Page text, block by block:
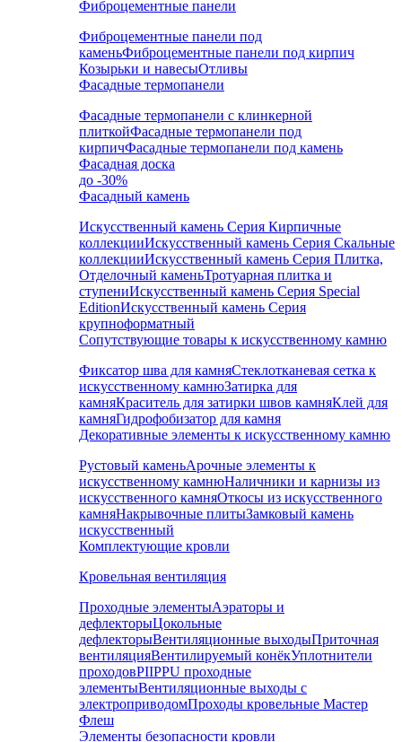
Фиброцементные панели
Фиброцементные панели под
каменьФиброцементные панели под кирпич
Козырьки и навесыОтливы
Фасадные термопанели
Фасадные термопанели с клинкерной
плиткойФасадные термопанели под
кирпичФасадные термопанели под камень
Фасадная доска
до -30%
Фасадный камень
Искусственный камень Серия Кирпичные
коллекцииИскусственный камень Серия Скальные
коллекцииИскусственный камень Серия Плитка,
Отделочный каменьТротуарная плитка и
ступениИскусственный камень Серия Special
EditionИскусственный камень Серия
крупноформатный
Сопутствующие товары к искусственному камню
Фиксатор шва для камняСтеклотканевая сетка к
искусственному камнюЗатирка для
камняКраситель для затирки швов камняКлей для
камняГидрофобизатор для камня
Декоративные элементы к искусственному камню
Рустовый каменьАрочные элементы к
искусственному камнюНаличники и карнизы из
искусственного камняОткосы из искусственного
камняНакрывочные плитыЗамковый камень
искусственный
Комплектующие кровли
Кровельная вентиляция
Проходные элементыАэраторы и
дефлекторыЦокольные
дефлекторыВентиляционные выходыПриточная
вентиляцияВентилируемый конёкУплотнители
проходовPIIPPU проходные
элементыВентиляционные выходы с
электроприводомПроходы кровельные Мастер
Флеш
Элементы безопасности кровли